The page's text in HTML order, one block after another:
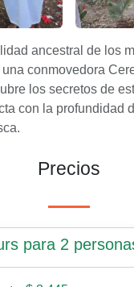
ancestral de los
conmovedora
los secretos de
con la profundidad
Precios
para 2